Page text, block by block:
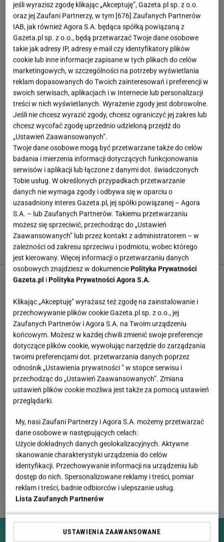
częściej siąpi deszcz i niebo przykrywają ciemne, szare
chmury. Można by wpaść w depresję. Tylko po co?" -
tak zaczęła Ania pisać o swoim pomyśle na dodanie
sobie energii jesienią.
"Znacie mnie! Jestem totalną optymistką i mimo, że
wygodne ciuchy i gorąca kuloodporna kawa jesienią, to
jeden z moich ulubionych zestawów, mam również
niezastąpione i zawsze skuteczne czasoumilacze, które
poprawiają mój nastrój, w nawet najbardziej
wydawałoby się ponure dni." - kontynuuje.
Takim czasoumilaczem jest dla Ani rozgrzewający
peeling z dodatkiem korzennych przypraw, który od
razu polubiły jej fanki, pisząc, że jest to genialny pomysł
na chłodny wieczór.
Jak zrobić peeling by Ann?
jeśli wyrazisz zgodę klikając „Akceptuję”, Gazeta.pl sp. z o.o.
oraz jej Zaufani Partnerzy, w tym [676] Zaufanych Partnerów
IAB, jak również Agora S.A. będąca spółką powiązaną z
Gazeta.pl sp. z o.o., będą przetwarzać Twoje dane osobowe
takie jak adresy IP, adresy e-mail czy identyfikatory plików
cookie lub inne informacje zapisane w tych plikach do celów
marketingowych, w szczególności na potrzeby wyświetlania
reklam dopasowanych do Twoich zainteresowań i preferencji w
swoich serwisach, aplikacjach i w Internecie lub personalizacji
treści w nich wyświetlanych. Wyrażenie zgody jest dobrowolne.
Jeśli nie chcesz wyrazić zgody, chcesz ograniczyć jej zakres lub
chcesz wycofać zgodę uprzednio udzieloną przejdź do
„Ustawień Zaawansowanych”.
Twoje dane osobowe mogą być przetwarzane także do celów
badania i mierzenia informacji dotyczących funkcjonowania
serwisów i aplikacji lub łączone z danymi dot. świadczonych
Tobie usług. W określonych przypadkach przetwarzanie
danych nie wymaga zgody i odbywa się w oparciu o
uzasadniony interes Gazeta.pl, jej spółki powiązanej – Agora
S.A. – lub Zaufanych Partnerów. Takiemu przetwarzaniu
możesz się sprzeciwić, przechodząc do „Ustawień
Zaawansowanych” lub przez kontakt z administratorem – w
zależności od zakresu sprzeciwu i podmiotu, wobec którego
jest kierowany. Więcej informacji o przetwarzaniu danych
osobowych znajdziesz w dokumenciePolityka Prywatności
Gazeta.pl iPolityka Prywatności Agora S.A.
Klikając „Akceptuję” wyrażasz też zgodę na zainstalowanie i
przechowywanie plików cookie Gazeta.pl sp. z o.o., jej
Zaufanych Partnerów i Agora S.A. na Twoim urządzeniu
końcowym. Możesz w każdej chwili zmienić swoje preferencje
dotyczące plików cookie, wywołując narzędzie do zarządzania
twoimi preferencjami dot. przetwarzania danych poprzez
odnośnik „Ustawienia prywatności ” w stopce serwisu i
przechodząc do „Ustawień Zaawansowanych”. Zmiana
ustawień plików cookie możliwa jest także za pomocą ustawień
przeglądarki.
My, nasi Zaufani Partnerzy i Agora S.A. możemy przetwarzać
dane osobowe w następujących celach:
Użycie dokładnych danych geolokalizacyjnych. Aktywne
skanowanie charakterystyki urządzenia do celów
identyfikacji. Przechowywanie informacji na urządzeniu lub
dostęp do nich. Spersonalizowane reklamy i treści, pomiar
reklam i treści, badnie odbiorców i ulepszanie usług.
Lista Zaufanych Partnerów
USTAWIENIA ZAAWANSOWANE